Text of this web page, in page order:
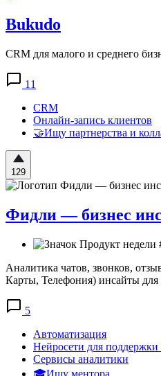
Bukudo
CRM для малого и среднего
11
CRM
Онлайн-запись клиентов
🤝Ищу партнерства и
129
Фидли — бизнес
Аналитика чатов, звонков,
Карты, Телефония) инсайты для
5
Автоматизация
Нейросети для поддержки
Сервисы аналитики
🎓Ищу ментора